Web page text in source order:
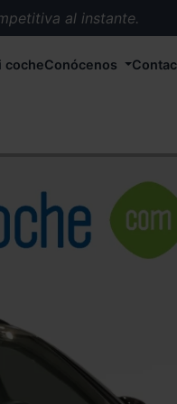
al instante.
satisfechos.
tu quieras.
parte de España.
inmediato.
cocheConócenos